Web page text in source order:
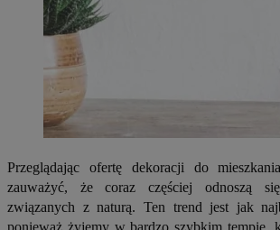
Przeglądając ofertę dekoracji do
zauważyć, że coraz częściej odnoszą
związanych z naturą. Ten trend jest jak
ponieważ żyjemy w bardzo szybkim tempie,